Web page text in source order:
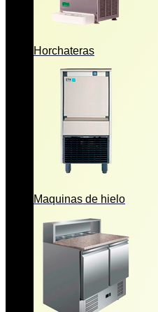
Horchateras
Maquinas de hielo